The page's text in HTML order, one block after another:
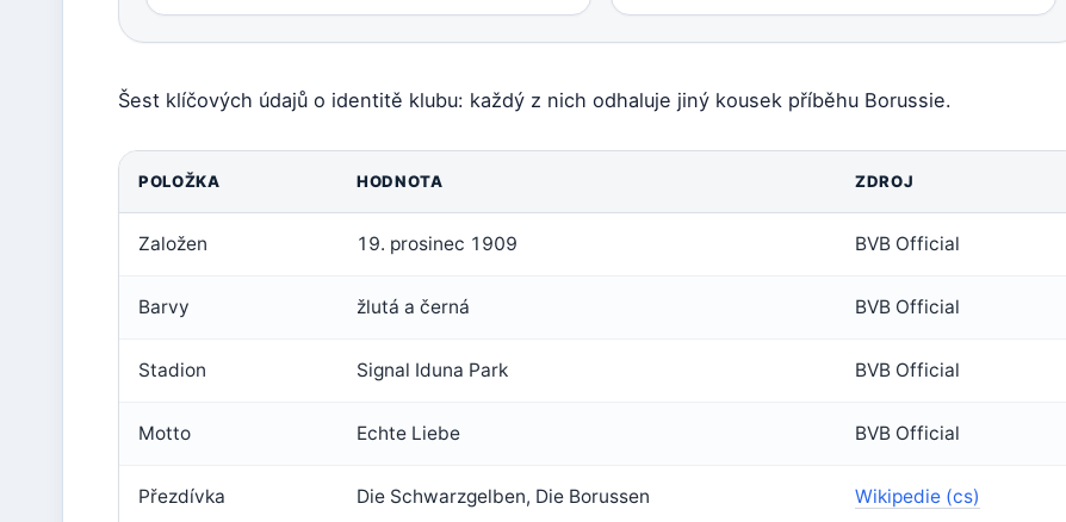
Šest klíčových údajů o identitě klubu: každý z nich odhaluje jiný kousek příběhu Borussie.
POLOŽKA HODNOTA ZDROJ
Založen 19. prosinec 1909 BVB Official
Barvy žlutá a černá BVB Official
Stadion Signal Iduna Park BVB Official
Motto Echte Liebe BVB Official
Přezdívka Die Schwarzgelben, Die Borussen Wikipedie (cs)